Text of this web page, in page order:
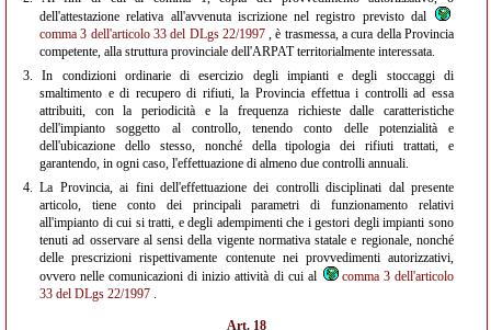
dell'attestazione relativa all'avvenuta iscrizione nel registro previsto dal
comma 3 dell'articolo 33 del DLgs 22/1997, è trasmessa, a cura della Provincia
competente, alla struttura provinciale dell'ARPAT territorialmente interessata.
3. In condizioni ordinarie di esercizio degli impianti e degli stoccaggi di
smaltimento e di recupero di rifiuti, la Provincia effettua i controlli ad essa
attribuiti, con la periodicità e la frequenza richieste dalle caratteristiche
dell'impianto soggetto al controllo, tenendo conto delle potenzialità e
dell'ubicazione dello stesso, nonché della tipologia dei rifiuti trattati, e
garantendo, in ogni caso, l'effettuazione di almeno due controlli annuali.
4.La Provincia, ai fini dell'effettuazione dei controlli disciplinati dal presente
articolo, tiene conto dei principali parametri di funzionamento relativi
all'impianto di cui si tratti, e degli adempimenti che i gestori degli impianti sono
tenuti ad osservare al sensi della vigente normativa statale e regionale, nonché
delle prescrizioni rispettivamente contenute nei provvedimenti autorizzativi,
ovvero nelle comunicazioni di inizio attività di cui al
comma 3 dell'articolo
33 del DLgs 22/1997 .
Art. 18